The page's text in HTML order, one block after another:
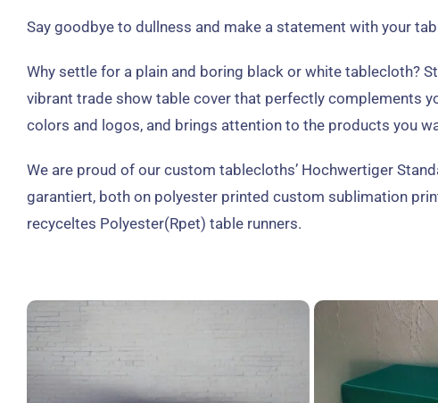
Say goodbye to dullness and make a statement with your
Why settle for a plain and boring black or white tablecloth?
vibrant trade show table cover that perfectly complements
colors and logos, and brings attention to the products you
We are proud of our custom tablecloths’ Hochwertiger
garantiert, both on polyester printed custom sublimation
recyceltes Polyester(Rpet) table runners.